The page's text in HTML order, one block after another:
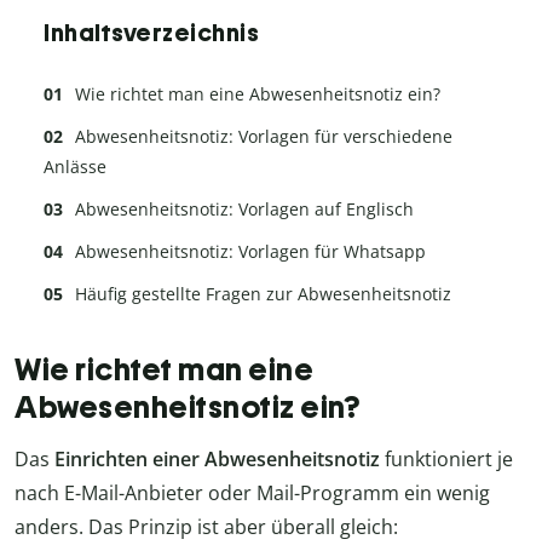
Inhaltsverzeichnis
Wie richtet man eine Abwesenheitsnotiz ein?
Abwesenheitsnotiz: Vorlagen für verschiedene
Anlässe
Abwesenheitsnotiz: Vorlagen auf Englisch
Abwesenheitsnotiz: Vorlagen für Whatsapp
Häufig gestellte Fragen zur Abwesenheitsnotiz
Wie richtet man eine
Abwesenheitsnotiz ein?
Das Einrichten einer Abwesenheitsnotizfunktioniert je
nach E-Mail-Anbieter oder Mail-Programm ein wenig
anders. Das Prinzip ist aber überall gleich: